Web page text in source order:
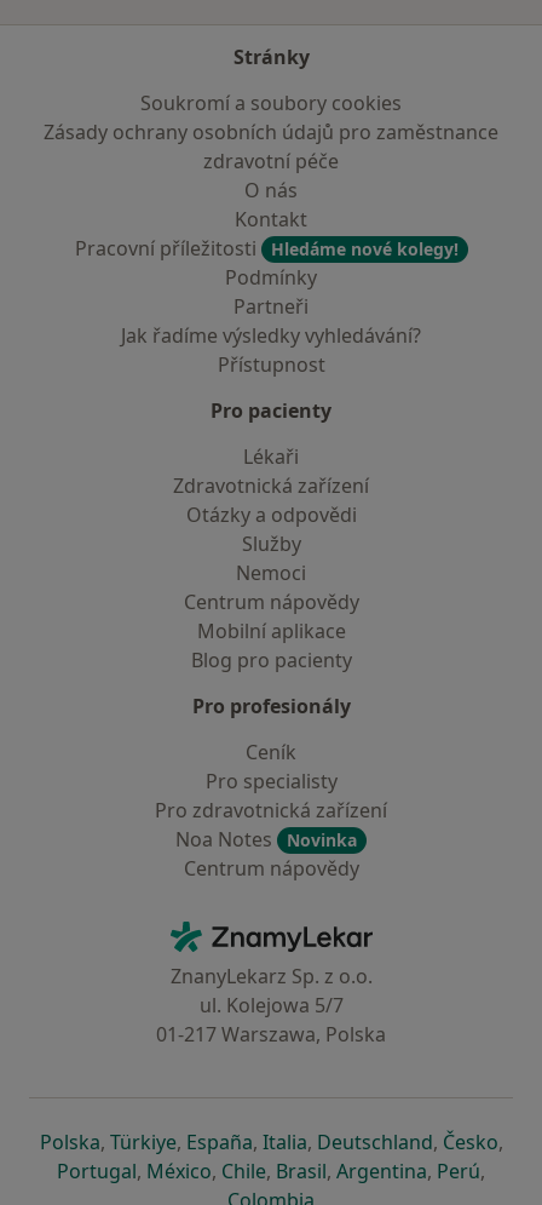
Stránky
Soukromí a soubory cookies
Zásady ochrany osobních údajů pro zaměstnance
zdravotní péče
O nás
Kontakt
Pracovní příležitosti
Hledáme nové kolegy!
Podmínky
Partneři
Jak řadíme výsledky vyhledávání?
Přístupnost
Pro pacienty
Lékaři
Zdravotnická zařízení
Otázky a odpovědi
Služby
Nemoci
Centrum nápovědy
Mobilní aplikace
Blog pro pacienty
Pro profesionály
Ceník
Pro specialisty
Pro zdravotnická zařízení
Noa Notes
Novinka
Centrum nápovědy
ZnamyLekar - Hlavní stránka
ZnanyLekarz Sp. z o.o.
ul. Kolejowa 5/7
01-217 Warszawa, Polska
Polskase otevře v nové záložce
, Türkiyese otevře v nové záložce
, Españase otevře v nové záložce
, Italiase otevře v nové záložce
, Deutschlandse otevře v
, Českose
,
Portugalse otevře v nové záložce
, Méxicose otevře v nové záložce
, Chilese otevře v nové záložce
, Brasilse otevře v nové
, Argentinase otevře v
, Perúse
,